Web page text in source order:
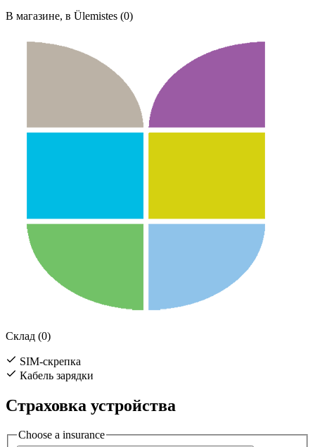
В магазине, в Ülemistes (0)
Склад (0)
SIM-скрепка
Кабель зарядки
Страховка устройства
Choose a insurance